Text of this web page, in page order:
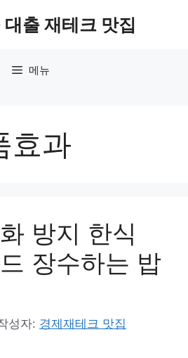
출 재테크 맛집
메뉴
효과
방지 한식
장수하는 밥
성자: 경제재테크 맛집